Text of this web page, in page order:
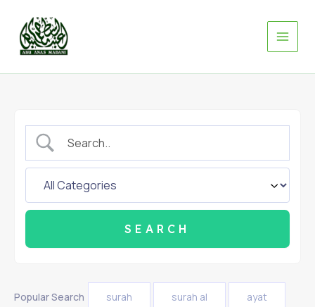
content
Popular Search surah surah al ayat